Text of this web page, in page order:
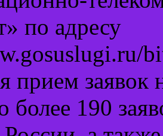
по адресу
прием заявок
более 190